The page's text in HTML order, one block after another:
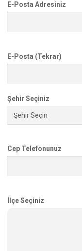
E-Posta Adresiniz
E-Posta (Tekrar)
Şehir Seçiniz
Cep Telefonunuz
İlçe Seçiniz